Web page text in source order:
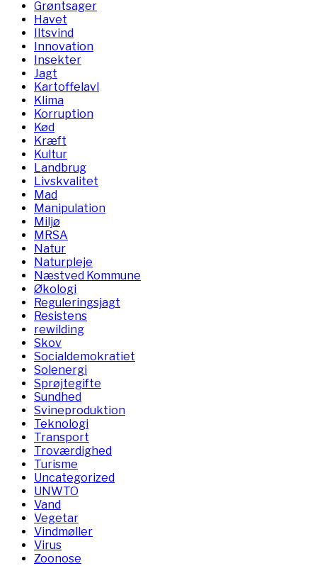
Grøntsager
Havet
Iltsvind
Innovation
Insekter
Jagt
Kartoffelavl
Klima
Korruption
Kød
Kræft
Kultur
Landbrug
Livskvalitet
Mad
Manipulation
Miljø
MRSA
Natur
Naturpleje
Næstved Kommune
Økologi
Reguleringsjagt
Resistens
rewilding
Skov
Socialdemokratiet
Solenergi
Sprøjtegifte
Sundhed
Svineproduktion
Teknologi
Transport
Troværdighed
Turisme
Uncategorized
UNWTO
Vand
Vegetar
Vindmøller
Virus
Zoonose